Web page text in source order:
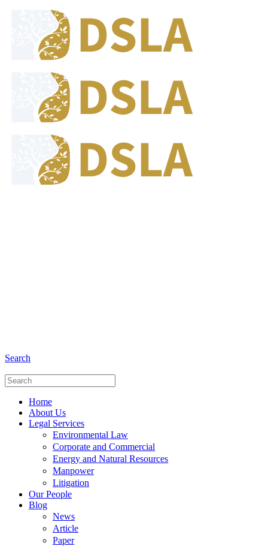
Search
Home
About Us
Legal Services
Environmental Law
Corporate and Commercial
Energy and Natural Resources
Manpower
Litigation
Our People
Blog
News
Article
Paper